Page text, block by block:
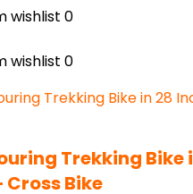
wishlist 0
wishlist 0
Trekking
Cross Bike